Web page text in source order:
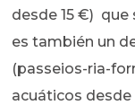
desde 15 €) que
es también un
(passeios-ria-
acuáticos desde